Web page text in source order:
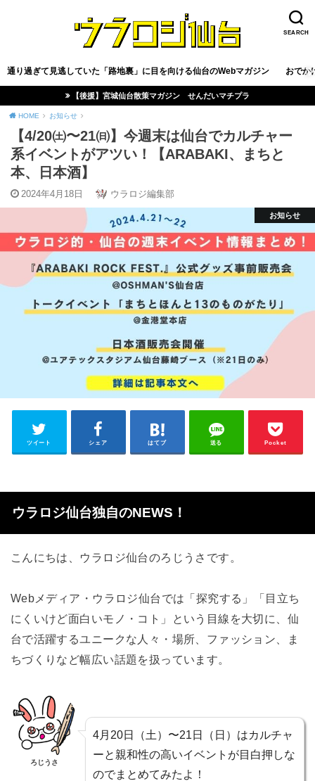
SEARCH
通り過ぎて見逃していた「路地裏」に目を向ける仙台のWebマガジン おでか
【後援】宮城仙台散策マガジン せんだいマチプラ
HOME お知らせ
【4/20㈯〜21㈰】今週末は仙台でカルチャー
系イベントがアツい！【ARABAKI、まちと
本、日本酒】
2024年4月18日 ウラロジ編集部
お知らせ
ツイート シェア はてブ 送る Pocket
ウラロジ仙台独自のNEWS！
こんにちは、ウラロジ仙台のろじうさです。
Webメディア・ウラロジ仙台では「探究する」「目立ち
にくいけど面白いモノ・コト」という目線を大切に、仙
台で活躍するユニークな人々・場所、ファッション、ま
ちづくりなど幅広い話題を扱っています。
ろじうさ
4月20日（土）〜21日（日）はカルチャ
ーと親和性の高いイベントが目白押しな
のでまとめてみたよ！